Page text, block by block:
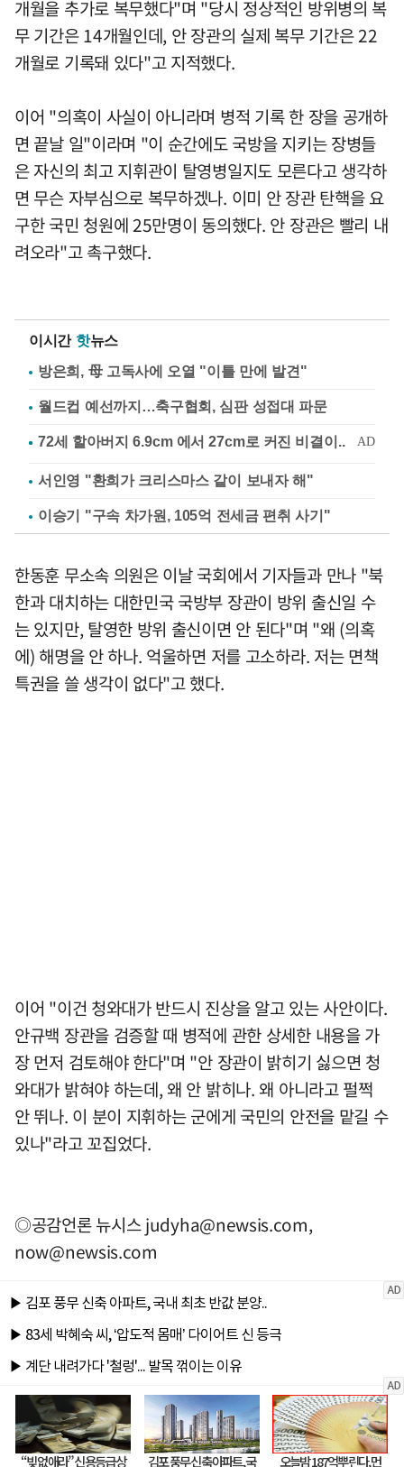
개월을 추가로 복무했다"며 "당시 정상적인 방위병의 복
무 기간은 14개월인데, 안 장관의 실제 복무 기간은 22
개월로 기록돼 있다"고 지적했다.
이어 "의혹이 사실이 아니라며 병적 기록 한 장을 공개하
면 끝날 일"이라며 "이 순간에도 국방을 지키는 장병들
은 자신의 최고 지휘관이 탈영병일지도 모른다고 생각하
면 무슨 자부심으로 복무하겠나. 이미 안 장관 탄핵을 요
구한 국민 청원에 25만명이 동의했다. 안 장관은 빨리 내
려오라"고 촉구했다.
이시간 핫뉴스
방은희, 母 고독사에 오열 "이틀 만에 발견"
월드컵 예선까지…축구협회, 심판 성접대 파문
서인영 "환희가 크리스마스 같이 보내자 해"
이승기 "구속 차가원, 105억 전세금 편취 사기"
한동훈 무소속 의원은 이날 국회에서 기자들과 만나 "북
한과 대치하는 대한민국 국방부 장관이 방위 출신일 수
는 있지만, 탈영한 방위 출신이면 안 된다"며 "왜 (의혹
에) 해명을 안 하나. 억울하면 저를 고소하라. 저는 면책
특권을 쓸 생각이 없다"고 했다.
이어 "이건 청와대가 반드시 진상을 알고 있는 사안이다.
안규백 장관을 검증할 때 병적에 관한 상세한 내용을 가
장 먼저 검토해야 한다"며 "안 장관이 밝히기 싫으면 청
와대가 밝혀야 하는데, 왜 안 밝히나. 왜 아니라고 펄쩍
안 뛰나. 이 분이 지휘하는 군에게 국민의 안전을 맡길 수
있나"라고 꼬집었다.
◎공감언론 뉴시스judyha@newsis.com,
now@newsis.com